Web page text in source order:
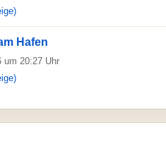
Hafen
um 20:27 Uhr